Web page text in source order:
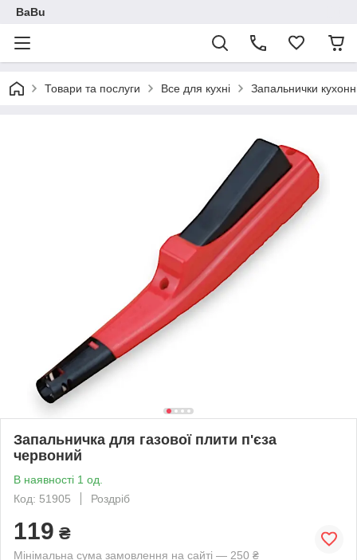
BaBu
Товари та послуги Все для кухні Запальнички
Запальничка для газової плити п'єза
червоний
В наявності 1 од.
Код: 51905
Роздріб
119 ₴
Мінімальна сума замовлення на сайті — 250 ₴